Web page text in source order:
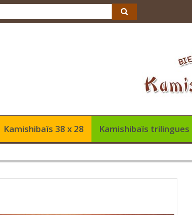
Kamishibaïs 38 x 28 Kamishibaïs trilingues